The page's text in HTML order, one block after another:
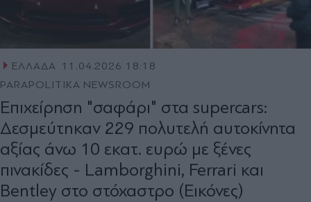
ΕΛΛΑΔΑ 11.04.2026 18:18
PARAPOLITIKA NEWSROOM
Επιχείρηση "σαφάρι" στα supercars:
Δεσμεύτηκαν 229 πολυτελή αυτοκίνητα
αξίας άνω 10 εκατ. ευρώ με ξένες
πινακίδες - Lamborghini, Ferrari και
Bentley στο στόχαστρο (Εικόνες)